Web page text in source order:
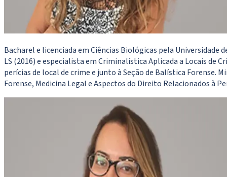
Bacharel e licenciada em Ciências Biológicas pela Universidade
LS (2016) e especialista em Criminalística Aplicada a Locais de
perícias de local de crime e junto à Seção de Balística Forense.
Forense, Medicina Legal e Aspectos do Direito Relacionados à